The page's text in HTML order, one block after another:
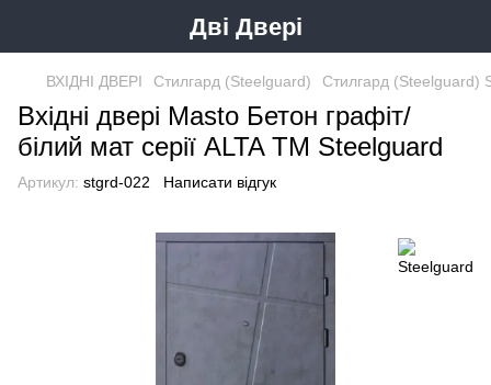
Дві Двері
ВХІДНІ ДВЕРІ Стилгард (Steelguard) Стилгард (Steelguard)
Вхідні двері Masto Бетон графіт/
білий мат серії ALTA ТМ Steelguard
Артикул: stgrd-022 Написати відгук